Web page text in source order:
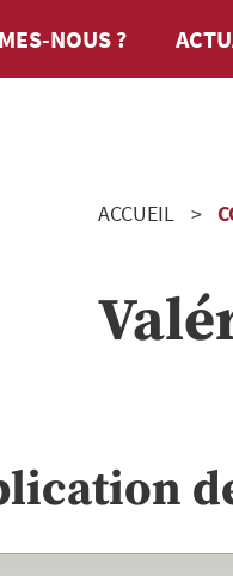
NOUS ?
ACCUEIL